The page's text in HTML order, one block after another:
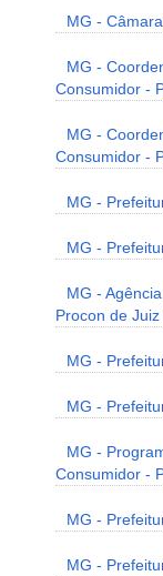
MG -
MG -
Consumidor -
MG -
Consumidor -
MG -
MG -
MG -
Procon de
MG -
MG -
MG -
Consumidor -
MG -
MG -